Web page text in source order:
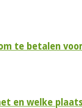
te betalen
en welke